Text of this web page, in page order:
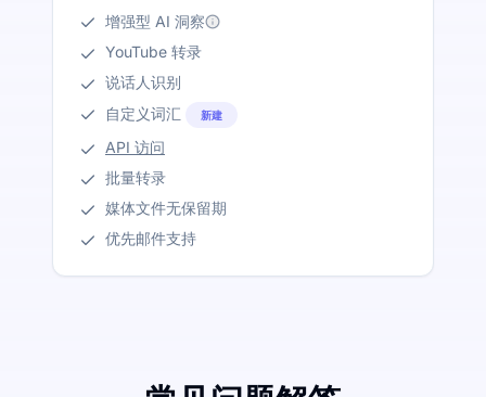
增强型 AI 洞察
YouTube 转录
说话人识别
自定义词汇
新建
API 访问
批量转录
媒体文件无保留期
优先邮件支持